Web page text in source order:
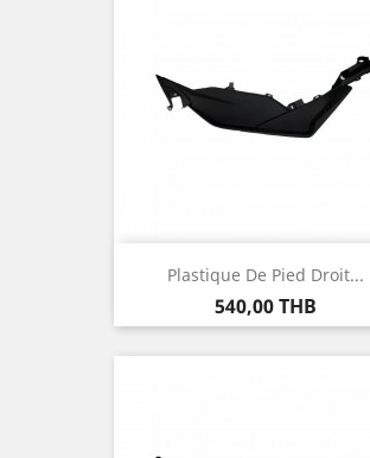
Plastique De Pied Droit...
Prix
540,00 THB